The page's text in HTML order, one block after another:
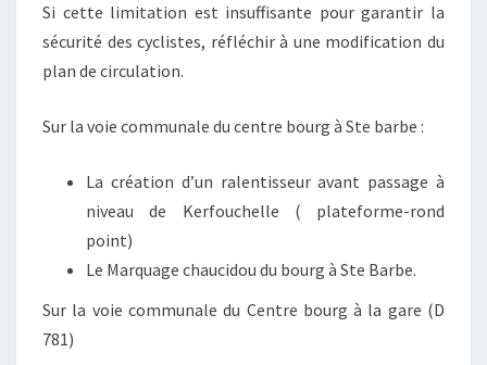
Si cette limitation est insuffisante pour garantir la
sécurité des cyclistes, réfléchir à une modification du
plan de circulation.
Sur la voie communale du centre bourg à Ste barbe :
La création d’un ralentisseur avant passage à
niveau de Kerfouchelle ( plateforme-rond
point)
Le Marquage chaucidou du bourg à Ste Barbe.
Sur la voie communale du Centre bourg à la gare (D
781)